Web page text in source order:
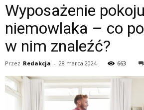
Wyposażenie pokoju
niemowlaka – co
w nim znaleźć?
Przez Redakcja - 28 marca 2024 663